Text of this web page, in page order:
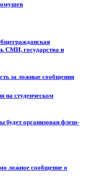
СМИ, государства и
за ложные сообщения
на студенческом
будет организован флеш-
ложное сообщение о